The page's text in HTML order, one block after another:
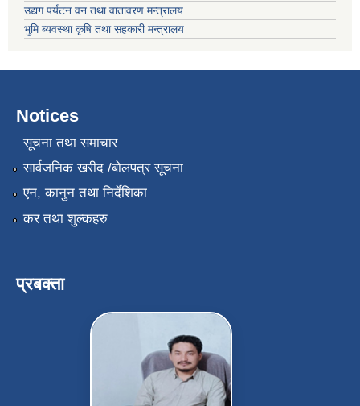
उद्यग पर्यटन वन तथा वातावरण मन्त्रालय
भुमि ब्यवस्था कृषि तथा सहकारी मन्त्रालय
Notices
सूचना तथा समाचार
सार्वजनिक खरीद /बोलपत्र सूचना
एन, कानुन तथा निर्देशिका
कर तथा शुल्कहरु
प्रबक्ता